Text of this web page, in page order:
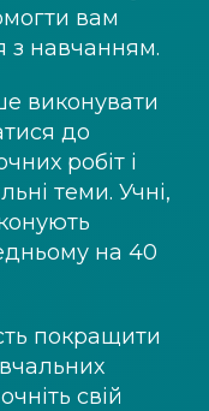
вам
з навчанням.
виконувати
до
робіт і
теми. Учні,
на 40
покращити
свій